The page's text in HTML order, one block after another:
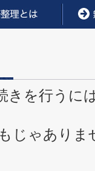
きを行うに
じゃありま